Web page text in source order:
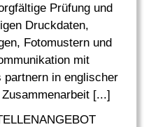
Prüfung und
Druckdaten,
Fotomustern und
mit
partnern in englischer
[...]